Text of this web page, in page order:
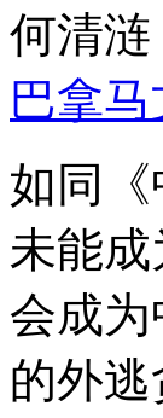
何清涟
巴拿
如同
未能
会成
的外